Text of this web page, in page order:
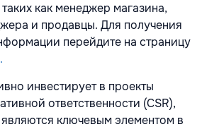
как менеджер магазина,
и продавцы. Для получения
перейдите на страницу
инвестирует в проекты
ответственности (CSR),
ключевым элементом в